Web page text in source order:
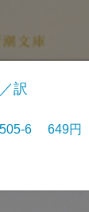
訳
6 649円